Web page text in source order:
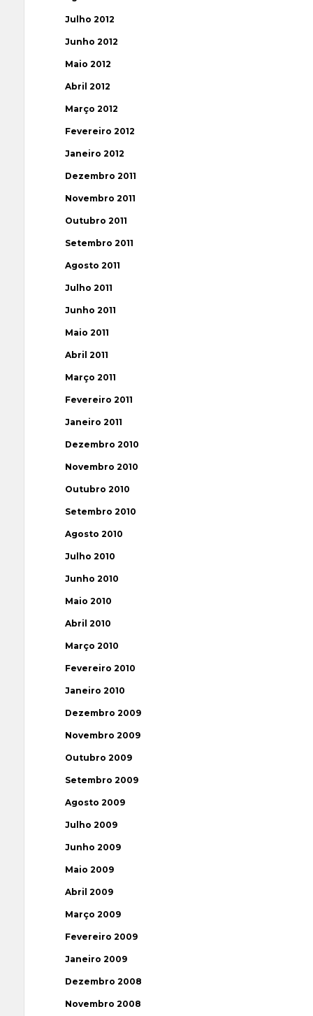
Julho 2012
Junho 2012
Maio 2012
Abril 2012
Março 2012
Fevereiro 2012
Janeiro 2012
Dezembro 2011
Novembro 2011
Outubro 2011
Setembro 2011
Agosto 2011
Julho 2011
Junho 2011
Maio 2011
Abril 2011
Março 2011
Fevereiro 2011
Janeiro 2011
Dezembro 2010
Novembro 2010
Outubro 2010
Setembro 2010
Agosto 2010
Julho 2010
Junho 2010
Maio 2010
Abril 2010
Março 2010
Fevereiro 2010
Janeiro 2010
Dezembro 2009
Novembro 2009
Outubro 2009
Setembro 2009
Agosto 2009
Julho 2009
Junho 2009
Maio 2009
Abril 2009
Março 2009
Fevereiro 2009
Janeiro 2009
Dezembro 2008
Novembro 2008